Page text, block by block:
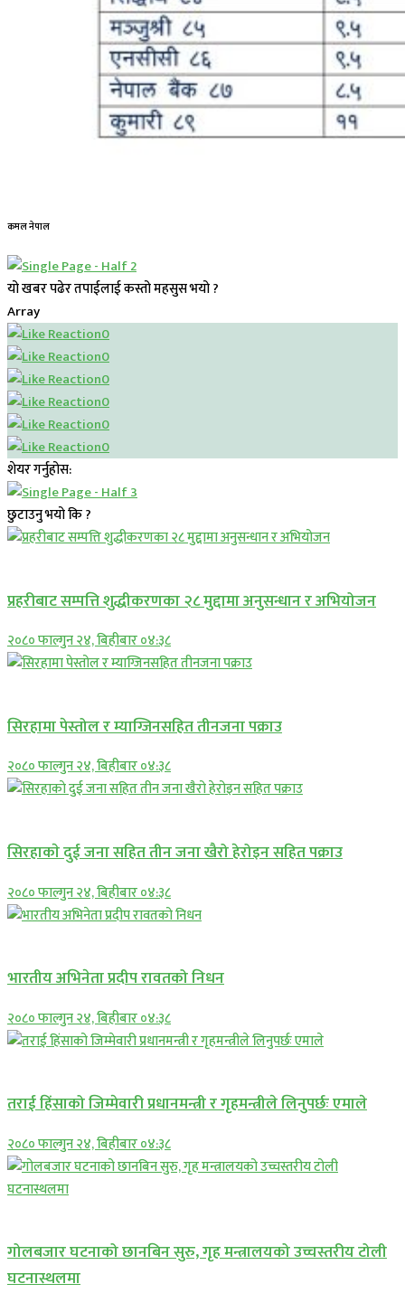
कमल नेपाल
यो खबर पढेर तपाईलाई कस्तो महसुस भयो ?
Array
0
0
0
0
0
0
शेयर गर्नुहोस:
छुटाउनु भयो कि ?
प्रहरीबाट सम्पत्ति शुद्धीकरणका २८ मुद्दामा अनुसन्धान र अभियोजन
२०८० फाल्गुन २४, बिहीबार ०४:३८
सिरहामा पेस्तोल र म्याग्जिनसहित तीनजना पक्राउ
२०८० फाल्गुन २४, बिहीबार ०४:३८
सिरहाकाे दुई जना सहित तीन जना खैरो हेरोइन सहित पक्राउ
२०८० फाल्गुन २४, बिहीबार ०४:३८
भारतीय अभिनेता प्रदीप रावतको निधन
२०८० फाल्गुन २४, बिहीबार ०४:३८
तराई हिंसाको जिम्मेवारी प्रधानमन्त्री र गृहमन्त्रीले लिनुपर्छः एमाले
२०८० फाल्गुन २४, बिहीबार ०४:३८
गोलबजार घटनाको छानबिन सुरु, गृह मन्त्रालयको उच्चस्तरीय टोली
घटनास्थलमा